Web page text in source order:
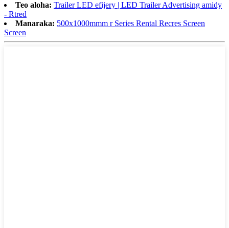
Teo aloha: Trailer LED efijery | LED Trailer Advertising amidy
- Rtred
Manaraka: 500x1000mmm r Series Rental Recres Screen
Screen